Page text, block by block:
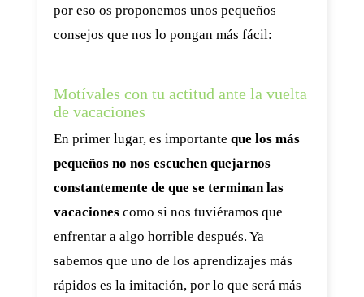
por eso os proponemos unos pequeños
consejos que nos lo pongan más fácil:
Motívales con tu actitud ante la vuelta
de vacaciones
En primer lugar, es importante que los más
pequeños no nos escuchen quejarnos
constantemente de que se terminan las
vacaciones como si nos tuviéramos que
enfrentar a algo horrible después. Ya
sabemos que uno de los aprendizajes más
rápidos es la imitación, por lo que será más